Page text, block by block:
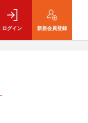
ログイン 新規会員登録